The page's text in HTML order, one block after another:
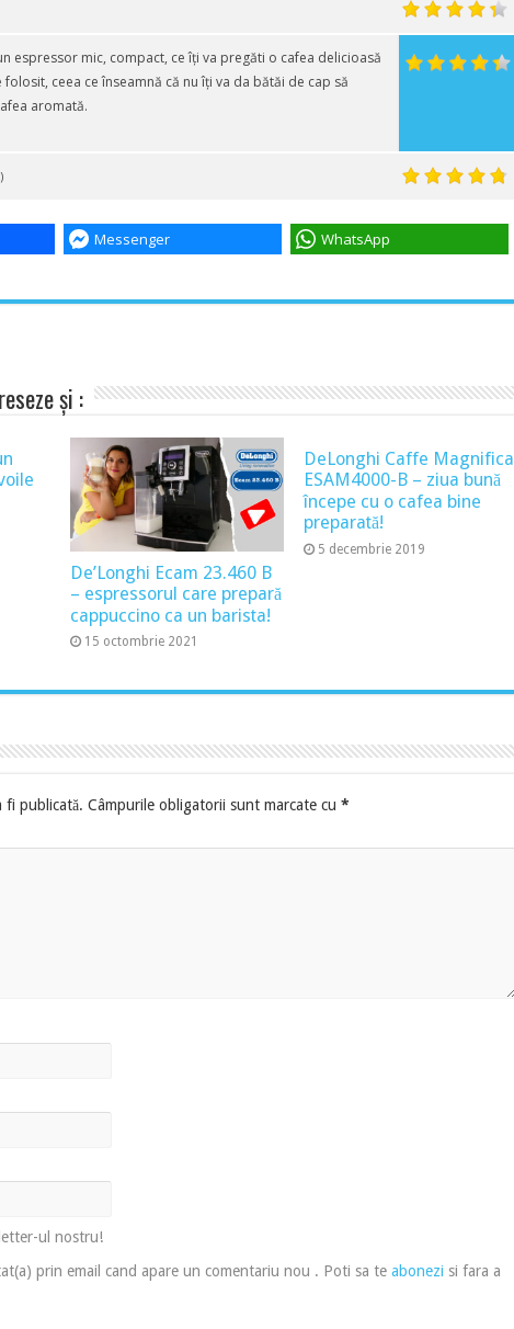
espressor mic, compact, ce îți va pregăti o cafea delicioasă
ceea ce înseamnă că nu îți va da bătăi de cap să
aromată.
Messenger WhatsApp
și :
De’Longhi Ecam 23.460 B
– espressorul care prepară
cappuccino ca un barista!
15 octombrie 2021
DeLonghi Caffe Magnifica
ESAM4000-B – ziua bună
începe cu o cafea bine
preparată!
5 decembrie 2019
fi publicată. Câmpurile obligatorii sunt marcate cu *
ul nostru!
prin email cand apare un comentariu nou . Poti sa te abonezi si fara a